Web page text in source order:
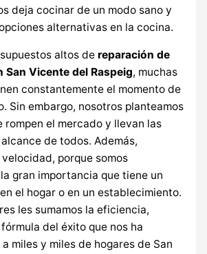
deja cocinar de un modo sano y
alternativas en la cocina.
altos de reparación de
San Vicente del Raspeig, muchas
constantemente el momento de
Sin embargo, nosotros planteamos
rompen el mercado y llevan las
de todos. Además,
porque somos
gran importancia que tiene un
el hogar o en un establecimiento.
les sumamos la eficiencia,
del éxito que nos ha
miles y miles de hogares de San